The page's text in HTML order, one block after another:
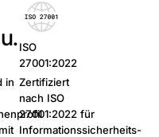
in
ISO
27001:2022
Zertifiziert
nach ISO
27001:2022 für
Informationssicherheits-